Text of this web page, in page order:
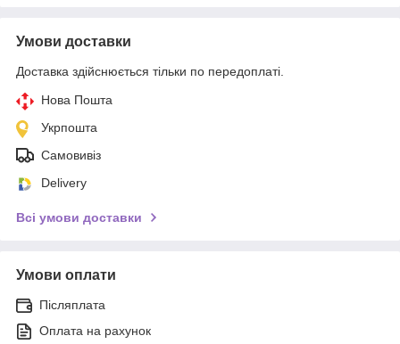
Умови доставки
Доставка здійснюється тільки по передоплаті.
Нова Пошта
Укрпошта
Самовивіз
Delivery
Всі умови доставки
Умови оплати
Післяплата
Оплата на рахунок